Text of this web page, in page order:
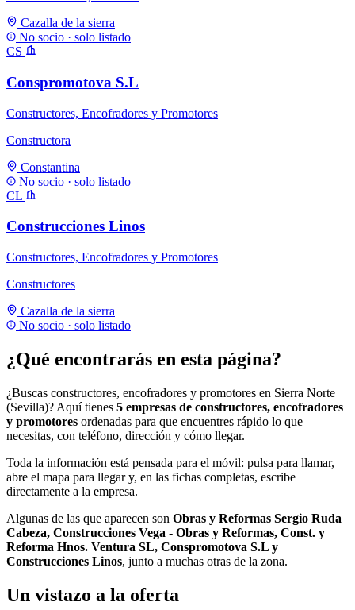
Cazalla de la sierra
No socio · solo listado
CS
Conspromotova S.L
Constructores, Encofradores y Promotores
Constructora
Constantina
No socio · solo listado
CL
Construcciones Linos
Constructores, Encofradores y Promotores
Constructores
Cazalla de la sierra
No socio · solo listado
¿Qué encontrarás en esta página?
¿Buscas constructores, encofradores y promotores en Sierra Norte
(Sevilla)? Aquí tienes 5 empresas de constructores, encofradores
y promotores ordenadas para que encuentres rápido lo que
necesitas, con teléfono, dirección y cómo llegar.
Toda la información está pensada para el móvil: pulsa para llamar,
abre el mapa para llegar y, en las fichas completas, escribe
directamente a la empresa.
Algunas de las que aparecen son Obras y Reformas Sergio Ruda
Cabeza, Construcciones Vega - Obras y Reformas, Const. y
Reforma Hnos. Ventura SL, Conspromotova S.L y
Construcciones Linos, junto a muchas otras de la zona.
Un vistazo a la oferta